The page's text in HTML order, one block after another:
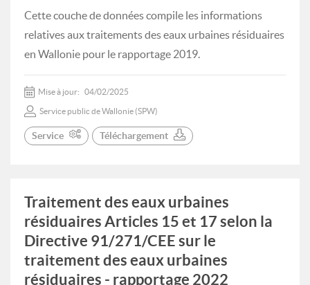
Cette couche de données compile les informations
relatives aux traitements des eaux urbaines résiduaires
en Wallonie pour le rapportage 2019.
Mise à jour: 04/02/2025
Service public de Wallonie (SPW)
Service Téléchargement
Traitement des eaux urbaines
résiduaires Articles 15 et 17 selon la
Directive 91/271/CEE sur le
traitement des eaux urbaines
résiduaires - rapportage 2022